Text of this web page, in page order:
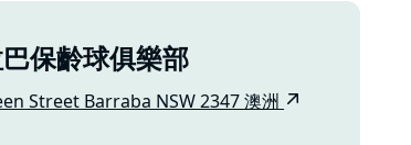
保齡球俱樂部
Street Barraba NSW 2347 澳洲